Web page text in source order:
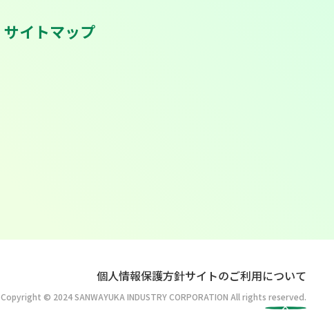
サイトマップ
個人情報保護方針サイトのご利用について
Copyright © 2024 SANWAYUKA INDUSTRY CORPORATION All rights reserved.